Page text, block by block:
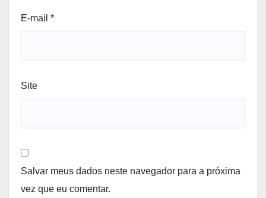
E-mail *
Site
Salvar meus dados neste navegador para a próxima
vez que eu comentar.